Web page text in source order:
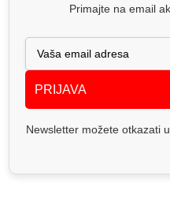
Primajte na email
PRIJAVA
Newsletter možete otkazati